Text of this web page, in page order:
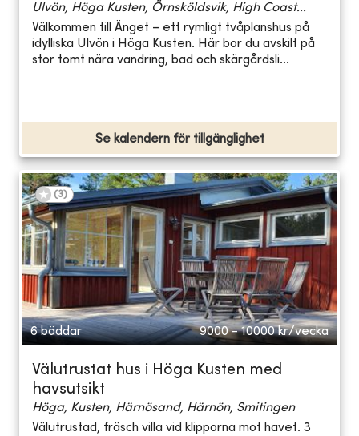
Ulvön, Höga Kusten, Örnsköldsvik, High Coast...
Välkommen till Änget – ett rymligt tvåplanshus på
idylliska Ulvön i Höga Kusten. Här bor du avskilt på
stor tomt nära vandring, bad och skärgårdsli...
Se kalendern för tillgänglighet
(3)
6 bäddar 9000 - 10000 kr/vecka
Välutrustat hus i Höga Kusten med
havsutsikt
Höga, Kusten, Härnösand, Härnön, Smitingen
Välutrustad, fräsch villa vid klipporna mot havet. 3